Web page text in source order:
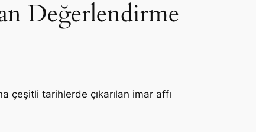
Değerlendirme
çeşitli tarihlerde çıkarılan imar affı